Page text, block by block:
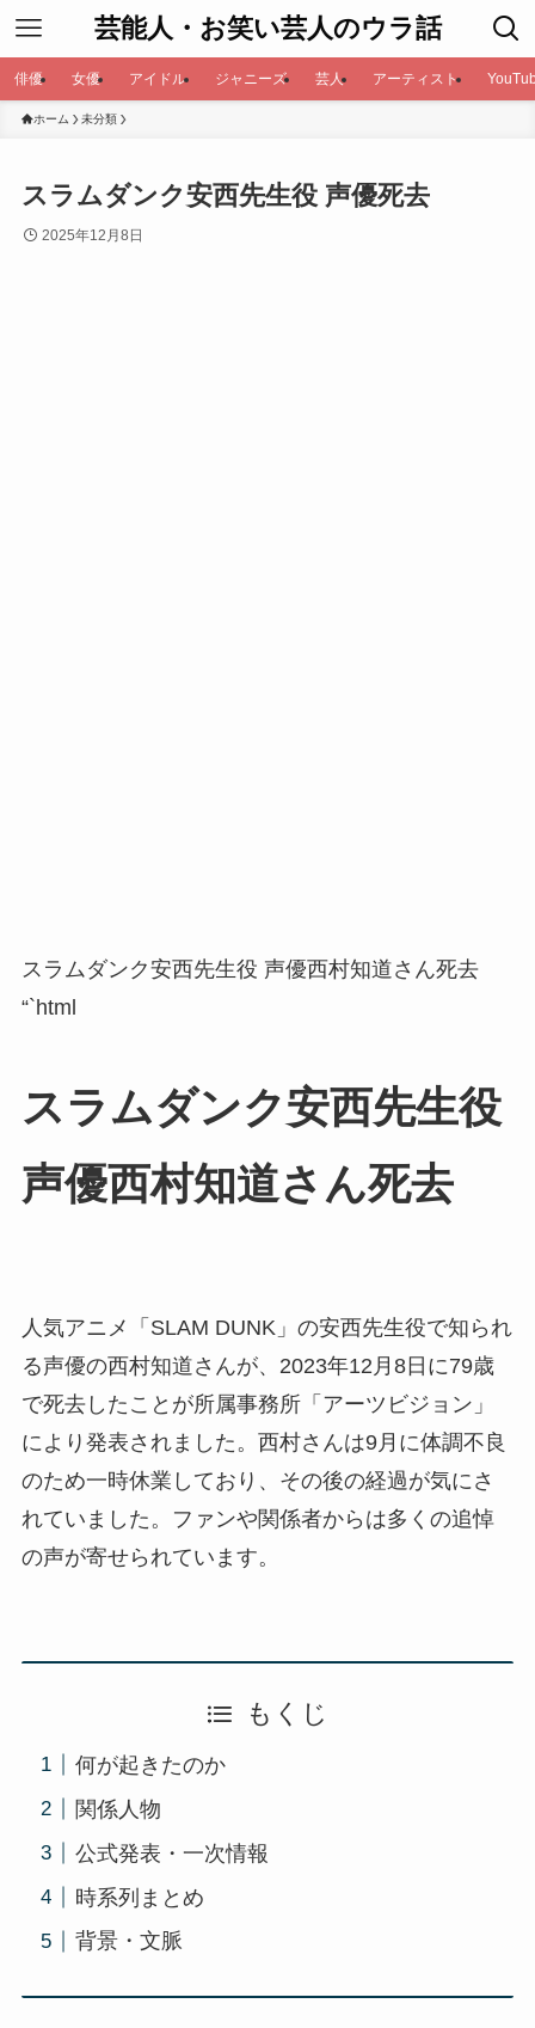
芸能人・お笑い芸人のウラ話
俳優 女優 アイドル ジャニーズ 芸人 アーティスト
ホーム 未分類
スラムダンク安西先生役 声優死去
2025年12月8日
スラムダンク安西先生役 声優西村知道さん死去
“`html
スラムダンク安西先生役
声優西村知道さん死去
人気アニメ「SLAM DUNK」の安西先生役で知られ
る声優の西村知道さんが、2023年12月8日に79歳
で死去したことが所属事務所「アーツビジョン」
により発表されました。西村さんは9月に体調不良
のため一時休業しており、その後の経過が気にさ
れていました。ファンや関係者からは多くの追悼
の声が寄せられています。
もくじ
何が起きたのか
関係人物
公式発表・一次情報
時系列まとめ
背景・文脈